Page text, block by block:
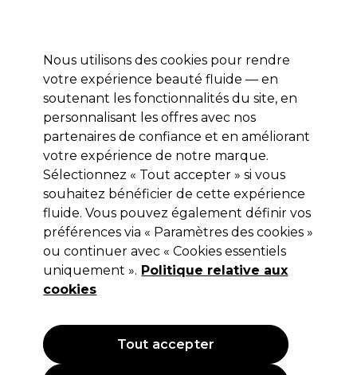
Se connecter
Marques Bons plans Coiffure Electro et Matériel
Livraison et délais
lire la suite
Coiffure Ciseaux de coiffure Ciseaux de coupe
Ciseaux de coupe
Filters
Nous utilisons des cookies pour rendre
votre expérience beauté fluide — en
soutenant les fonctionnalités du site, en
personnalisant les offres avec nos
partenaires de confiance et en améliorant
votre expérience de notre marque.
Sélectionnez « Tout accepter » si vous
souhaitez bénéficier de cette expérience
fluide. Vous pouvez également définir vos
préférences via « Paramètres des cookies »
ou continuer avec « Cookies essentiels
uniquement ». Politique relative aux
cookies
Tout accepter